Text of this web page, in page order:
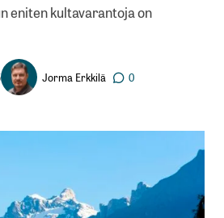
eniten kultavarantoja on
Jorma Erkkilä 0